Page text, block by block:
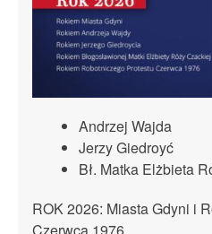
Andrzej Wajda
Jerzy Giedroyć
Bł. Matka Elżbieta
ROK 2026: Miasta Gdyni i